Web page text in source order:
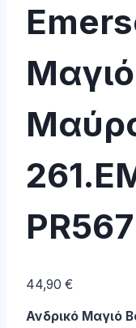
44,90 €
Ανδρικό Μαγιό